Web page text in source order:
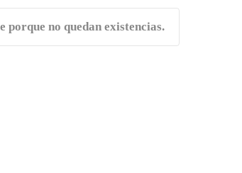
porque no quedan existencias.